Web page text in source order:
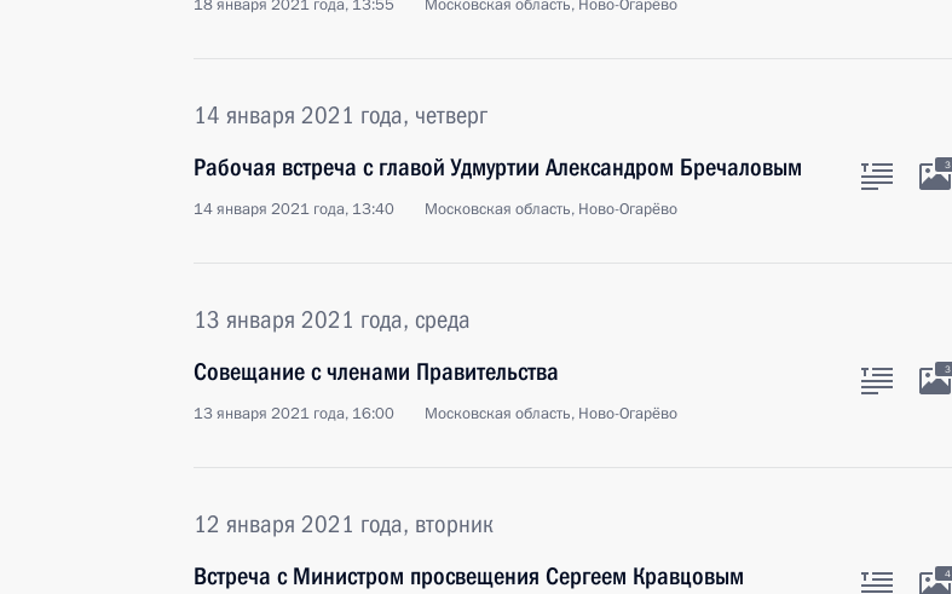
18 января 2021 года, 13:55 Московская область, Ново-Огарёво
14 января 2021 года, четверг
Рабочая встреча с главой Удмуртии Александром Бречаловым
14 января 2021 года, 13:40 Московская область, Ново-Огарёво
3
13 января 2021 года, среда
Совещание с членами Правительства
13 января 2021 года, 16:00 Московская область, Ново-Огарёво
3
12 января 2021 года, вторник
Встреча с Министром просвещения Сергеем Кравцовым
4